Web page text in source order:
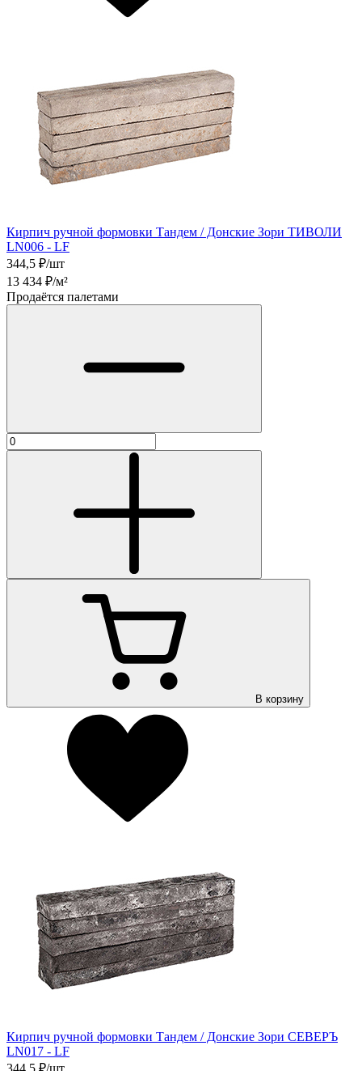
Кирпич ручной формовки Тандем / Донские Зори ТИВОЛИ
LN006 - LF
344,5 ₽/шт
13 434 ₽/м²
Продаётся палетами
В корзину
Кирпич ручной формовки Тандем / Донские Зори СЕВЕРЪ
LN017 - LF
344,5 ₽/шт